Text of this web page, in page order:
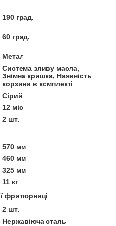
190 град.
60 град.
Метал
Система зливу масла,
Знімна кришка, Наявність
корзини в комплекті
Сірий
12 міс
2 шт.
570 мм
460 мм
325 мм
11 кг
фритюрниці
2 шт.
Нержавіюча сталь